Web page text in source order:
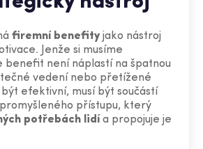
firemní benefity jako nástroj
Jenže si musíme
benefit není náplastí na špatnou
vedení nebo přetížené
být efektivní, musí být součástí
přístupu, který
potřebách lidí a propojuje je